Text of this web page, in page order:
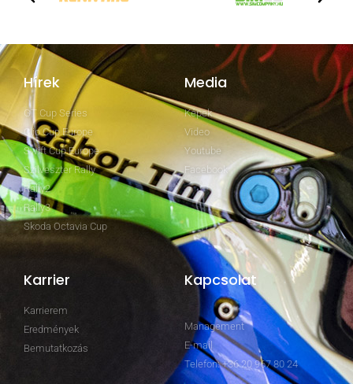
Hírek
GT Cup Series
Clio Cup Europe
Swift Cup Europe
Szilveszter Rally
Rally2
Rally3
Skoda Octavia Cup
Media
Képek
Video
Youtube
Facebook
Karrier
Karrierem
Eredmények
Bemutatkozás
Kapcsolat
Management
E-mail
Telefon: +36 20 967 80 24